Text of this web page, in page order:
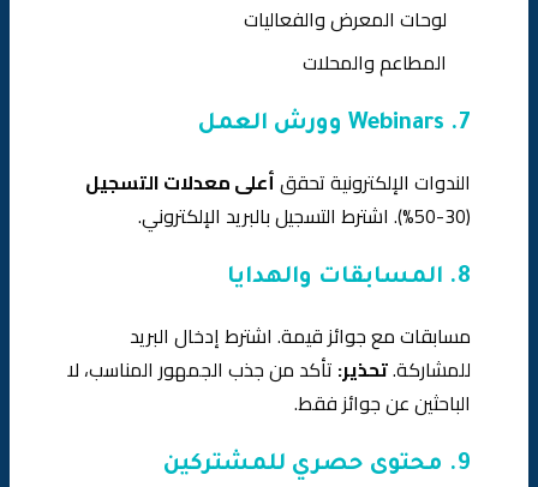
لوحات المعرض والفعاليات
المطاعم والمحلات
7. Webinars وورش العمل
الندوات الإلكترونية تحققأعلى معدلات التسجيل
(30-50%). اشترط التسجيل بالبريد الإلكتروني.
8. المسابقات والهدايا
مسابقات مع جوائز قيمة. اشترط إدخال البريد
للمشاركة.تحذير: تأكد من جذب الجمهور المناسب، لا
الباحثين عن جوائز فقط.
9. محتوى حصري للمشتركين